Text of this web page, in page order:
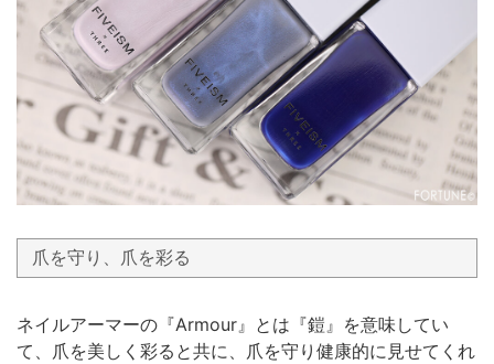
爪を守り、爪を彩る
ネイルアーマーの『Armour』とは『鎧』を意味してい
て、爪を美しく彩ると共に、爪を守り健康的に見せてくれ